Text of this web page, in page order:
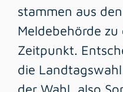
stammen aus
Meldebehörde
Zeitpunkt.
die